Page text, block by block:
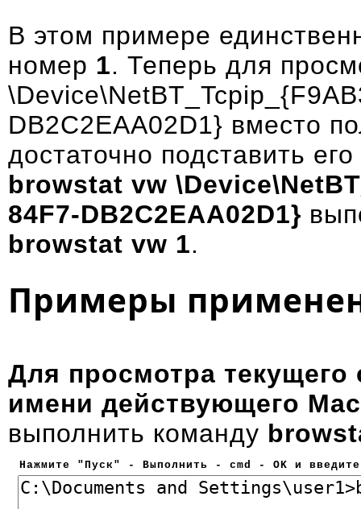
В этом примере
номер 1. Теперь для
DB2C2EAA02D1} вместо
достаточно подставить
browstat vw
84F7-DB2C2EAA02D1}
browstat vw 1.
Примеры
Для просмотра
имени действующего
выполнить команду
Нажмите "Пуск" - Выполнить - cmd - OK и введите